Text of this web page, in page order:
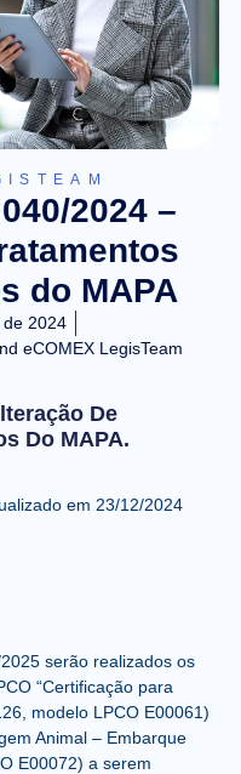
2024 –
do MAPA
2024
eCOMEX LegisTeam
De
Do MAPA.
em 23/12/2024
serão realizados os
“Certificação para
modelo LPCO E00061)
Animal – Embarque
E00072) a serem